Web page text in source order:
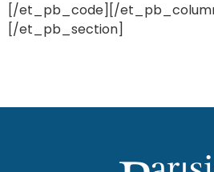
[/et_pb_code][/
[/et_pb_section]